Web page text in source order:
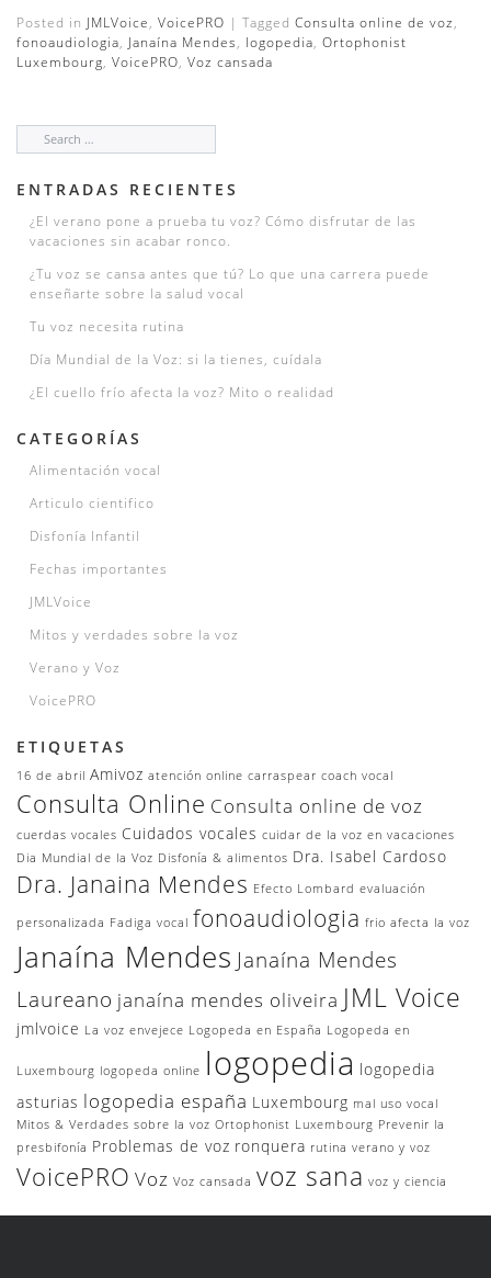
Posted in JMLVoice, VoicePRO | Tagged Consulta online de voz,
fonoaudiologia, Janaína Mendes, logopedia, Ortophonist
Luxembourg, VoicePRO, Voz cansada
ENTRADAS RECIENTES
¿El verano pone a prueba tu voz? Cómo disfrutar de las
vacaciones sin acabar ronco.
¿Tu voz se cansa antes que tú? Lo que una carrera puede
enseñarte sobre la salud vocal
Tu voz necesita rutina
Día Mundial de la Voz: si la tienes, cuídala
¿El cuello frío afecta la voz? Mito o realidad
CATEGORÍAS
Alimentación vocal
Articulo cientifico
Disfonía Infantil
Fechas importantes
JMLVoice
Mitos y verdades sobre la voz
Verano y Voz
VoicePRO
ETIQUETAS
16 de abril Amivoz atención online carraspear coach vocal
Consulta Online Consulta online de voz
cuerdas vocales Cuidados vocales cuidar de la voz en vacaciones
Dia Mundial de la Voz Disfonía & alimentos Dra. Isabel Cardoso
Dra. Janaina Mendes Efecto Lombard evaluación
personalizada Fadiga vocal fonoaudiologia frio afecta la voz
Janaína Mendes Janaína Mendes
Laureano janaína mendes oliveira JML Voice
jmlvoice La voz envejece Logopeda en España Logopeda en
Luxembourg logopeda online logopedia logopedia
asturias logopedia españa Luxembourg mal uso vocal
Mitos & Verdades sobre la voz Ortophonist Luxembourg Prevenir la
presbifonía Problemas de voz ronquera rutina verano y voz
VoicePRO Voz Voz cansada voz sana voz y ciencia